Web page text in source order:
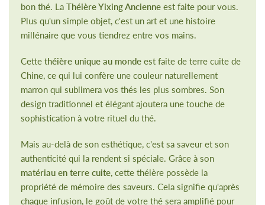
bon thé. LaThéière Yixing Ancienne est faite pour vous.
Plus qu'un simple objet, c'est un art et une histoire
millénaire que vous tiendrez entre vos mains.
Cettethéière unique au monde est faite de terre cuite de
Chine, ce qui lui confère une couleur naturellement
marron qui sublimera vos thés les plus sombres. Son
design traditionnel et élégant ajoutera une touche de
sophistication à votre rituel du thé.
Mais au-delà de son esthétique, c'est sa saveur et son
authenticité qui la rendent si spéciale. Grâce à son
matériau en terre cuite, cette théière possède la
propriété de mémoire des saveurs. Cela signifie qu'après
chaque infusion, le goût de votre thé sera amplifié pour